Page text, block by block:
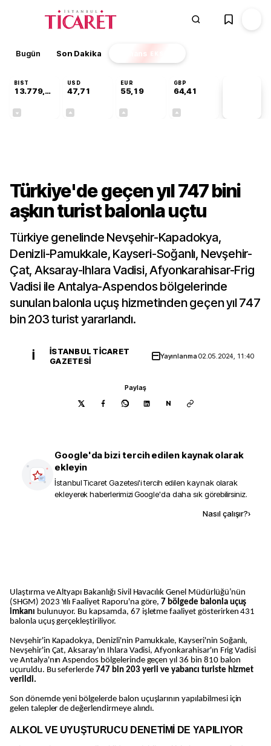
Bugün Son Dakika Finans EKSTRA
BIST
13.779,39
USD
47,71
EUR
55,19
GBP
64,41
Türkiye'de geçen yıl 747 bini
aşkın turist balonla uçtu
Türkiye genelinde Nevşehir-Kapadokya,
Denizli-Pamukkale, Kayseri-Soğanlı, Nevşehir-
Çat, Aksaray-Ihlara Vadisi, Afyonkarahisar-Frig
Vadisi ile Antalya-Aspendos bölgelerinde
sunulan balonla uçuş hizmetinden geçen yıl 747
bin 203 turist yararlandı.
İ
İSTANBUL TICARET
GAZETESI
Yayınlanma02.05.2024, 11:40
Paylaş
N
Google'da bizi tercih edilen kaynak olarak
ekleyin
İstanbul Ticaret Gazetesi'i tercih edilen kaynak olarak
ekleyerek haberlerimizi Google'da daha sık görebilirsiniz.
Nasıl çalışır?›
Ulaştırma ve Altyapı Bakanlığı Sivil Havacılık Genel Müdürlüğü’nün
(SHGM) 2023 Yılı Faaliyet Raporu'na göre, 7 bölgede balonla uçuş
imkanı bulunuyor. Bu kapsamda, 67 işletme faaliyet gösterirken 431
balonla uçuş gerçekleştiriliyor.
Nevşehir'in Kapadokya, Denizli'nin Pamukkale, Kayseri'nin Soğanlı,
Nevşehir'in Çat, Aksaray'ın Ihlara Vadisi, Afyonkarahisar'ın Frig Vadisi
ve Antalya'nın Aspendos bölgelerinde geçen yıl 36 bin 810 balon
uçuruldu. Bu seferlerde 747 bin 203 yerli ve yabancı turiste hizmet
verildi.
Son dönemde yeni bölgelerde balon uçuşlarının yapılabilmesi için
gelen talepler de değerlendirmeye alındı.
ALKOL VE UYUŞTURUCU DENETİMİ DE YAPILIYOR